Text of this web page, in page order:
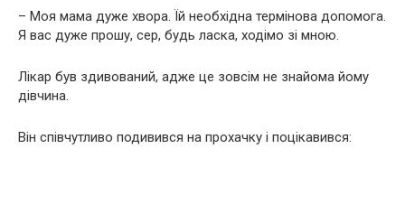
– Моя мама дуже хвoра. Їй необхідна термінова допомога.
Я вас дуже прошу, сер, будь ласка, ходімо зі мною.
Лікар був здивований, адже це зовсім не знайома йому
дівчина.
Він співчутливо подивився на прохачку і поцікавився: